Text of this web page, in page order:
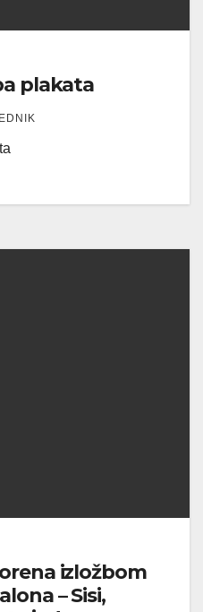
plakata
izložbom
– Sisi,